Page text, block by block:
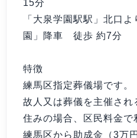
15分
「大泉学園駅駅」北口
園」降車 徒歩 約7分
特徴
練馬区指定葬儀場です。
故人又は葬儀を主催され
住みの場合、区民料金で
練馬区から助成金（3万